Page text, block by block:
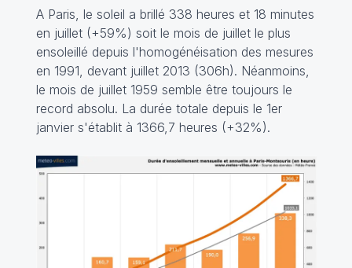
A Paris, le soleil a brillé 338 heures et 18 minutes
en juillet (+59%) soit le mois de juillet le plus
ensoleillé depuis l'homogénéisation des mesures
en 1991, devant juillet 2013 (306h). Néanmoins,
le mois de juillet 1959 semble être toujours le
record absolu. La durée totale depuis le 1er
janvier s'établit à 1366,7 heures (+32%).